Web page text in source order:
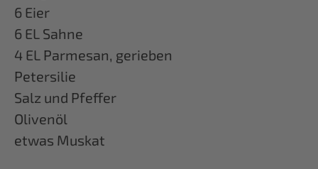
6 Eier
6 EL Sahne
4 EL Parmesan, gerieben
Petersilie
Salz und Pfeffer
Olivenöl
etwas Muskat